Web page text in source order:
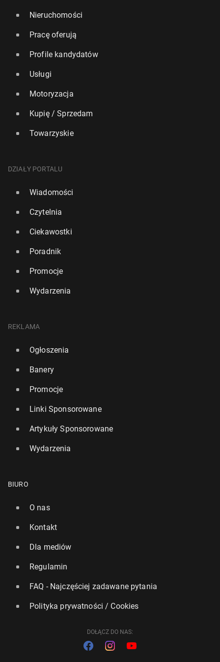
Nieruchomości
Pracę oferują
Profile kandydatów
Usługi
Motoryzacja
Kupię / Sprzedam
Towarzyskie
DZIAŁY PORTALU
Wiadomości
Czytelnia
Ciekawostki
Poradnik
Promocje
Wydarzenia
REKLAMA
Ogłoszenia
Banery
Promocje
Linki Sponsorowane
Artykuły Sponsorowane
Wydarzenia
BIURO
O nas
Kontakt
Dla mediów
Regulamin
FAQ - Najczęściej zadawane pytania
Polityka prywatności / Cookies
DOŁĄCZ DO NAS: